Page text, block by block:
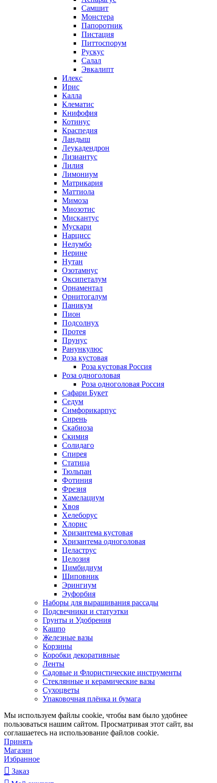
Самшит
Монстера
Папоротник
Пистация
Питтоспорум
Рускус
Салал
Эвкалипт
Илекс
Ирис
Калла
Клематис
Книфофия
Котинус
Краспедия
Ландыш
Леукадендрон
Лизиантус
Лилия
Лимониум
Матрикария
Маттиола
Мимоза
Миозотис
Мискантус
Мускари
Нарцисс
Нелумбо
Нерине
Нутан
Озотамнус
Оксипеталум
Орнаментал
Орнитогалум
Паникум
Пион
Подсолнух
Протея
Прунус
Ранункулюс
Роза кустовая
Роза кустовая Россия
Роза одноголовая
Роза одноголовая Россия
Сафари Букет
Седум
Симфорикарпус
Сирень
Скабиоза
Скимия
Солидаго
Спирея
Статица
Тюльпан
Фотиния
Фрезия
Хамелациум
Хвоя
Хелеборус
Хлорис
Хризантема кустовая
Хризантема одноголовая
Целаструс
Целозия
Цимбидиум
Шиповник
Эрингиум
Эуфорбия
Наборы для выращивания рассады
Подсвечники и статуэтки
Грунты и Удобрения
Кашпо
Железные вазы
Корзины
Коробки декоративные
Ленты
Садовые и Флористические инструменты
Стеклянные и керамические вазы
Сухоцветы
Упаковочная плёнка и бумага
Мы используем файлы cookie, чтобы вам было удобнее
пользоваться нашим сайтом. Просматривая этот сайт, вы
соглашаетесь на использование файлов cookie.
Принять
Магазин
Избранное
Заказ